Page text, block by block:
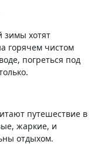
зимы хотят
горячем чистом
погреться под
путешествие в
жаркие, и
отдыхом.